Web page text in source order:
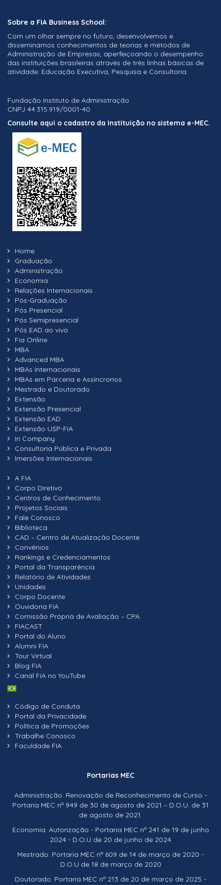
Marketing
Mercado Imobiliário
Módulo Internacional
Operações
PME
Projetos
Recursos Humanos
Saúde
Seguros e Previdência
Sustentabilidade
Tecnologia da Informação e Comunicações
Varejo e Mercado de Consumo
Vendas e Planejamento Comercial
Sobre a FIA Business School:
Com um olhar sempre no futuro, desenvolvemos e
disseminamos conhecimentos de teorias e métodos de
Administração de Empresas, aperfeiçoando o desempenho
das instituições brasileiras através de três linhas básicas de
atividade: Educação Executiva, Pesquisa e Consultoria.
Fundação Instituto de Administração
CNPJ 44.315.919/0001-40
Consulte aqui o cadastro da Instituição no sistema e-MEC.
Home
Graduação
Administração
Economia
Relações Internacionais
Pós-Graduação
Pós Presencial
Pós Semipresencial
Pós EAD ao vivo
Fia Online
MBA
Advanced MBA
MBAs Internacionais
MBAs em Parceria e Assíncronos
Mestrado e Doutorado
Extensão
Extensão Presencial
Extensão EAD
Extensão USP-FIA
In Company
Consultoria Pública e Privada
Imersões Internacionais
A FIA
Corpo Diretivo
Centros de Conhecimento
Projetos Sociais
Fale Conosco
Biblioteca
CAD – Centro de Atualização Docente
Convênios
Rankings e Credenciamentos
Portal da Transparência
Relatório de Atividades
Unidades
Corpo Docente
Ouvidoria FIA
Comissão Própria de Avaliação – CPA
FIACAST
Portal do Aluno
Alumni FIA
Tour Virtual
Blog FIA
Canal FIA no YouTube
Código de Conduta
Portal da Privacidade
Política de Promoções
Trabalhe Conosco
Faculdade FIA
Portarias MEC
Administração: Renovação de Reconhecimento de Curso -
Portaria MEC nº 949 de 30 de agosto de 2021 – D.O.U. de 31
de agosto de 2021.
Economia: Autorização - Portaria MEC nº 241 de 19 de junho
2024 - D.O.U de 20 de junho de 2024
Mestrado: Portaria MEC nº 609 de 14 de março de 2020 -
D.O.U de 18 de março de 2020
Doutorado: Portaria MEC nº 213 de 20 de março de 2025 -